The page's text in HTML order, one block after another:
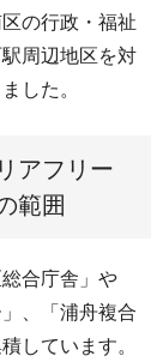
の行政・福祉
周辺地区を対
した。
アフリー
範囲
合庁舎」や
、「浦舟複合
しています。